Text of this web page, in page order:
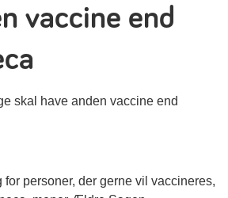
vaccine end
personer, der gerne vil vaccineres,